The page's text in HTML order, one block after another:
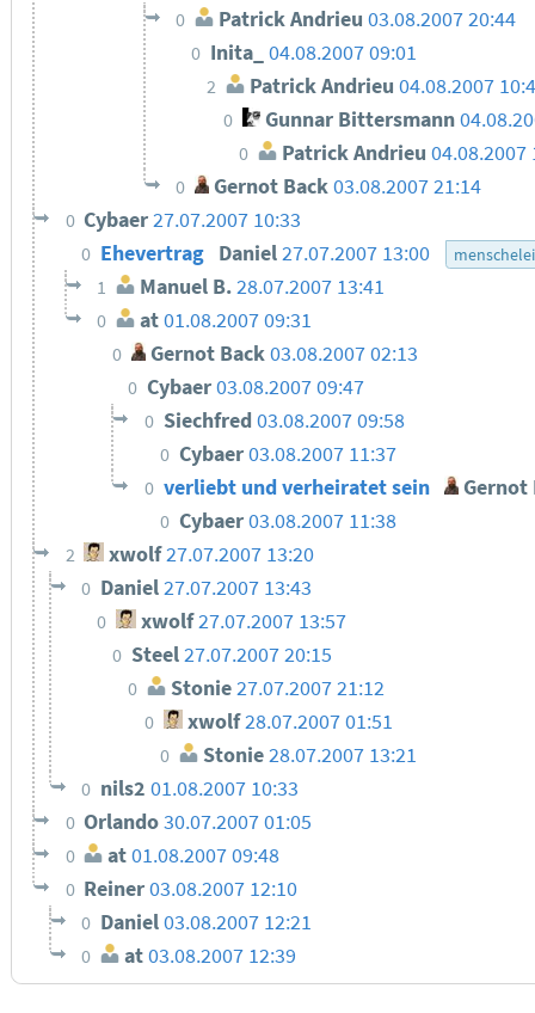
0 Patrick Andrieu 03.08.2007 20:44
0 Inita_04.08.2007 09:01
2 Patrick Andrieu 04.08.2007
0 Gunnar Bittersmann
0 Patrick Andrieu 04.08.2007
0 Gernot Back03.08.2007 21:14
0 Cybaer27.07.2007 10:33
0 Ehevertrag Daniel27.07.2007 13:00 menschelei
1 Manuel B.28.07.2007 13:41
0 at01.08.2007 09:31
0 Gernot Back03.08.2007 02:13
0 Cybaer03.08.2007 09:47
0 Siechfred 03.08.2007 09:58
0 Cybaer03.08.2007 11:37
0 verliebt und verheiratet sein Gernot
0 Cybaer03.08.2007 11:38
2 xwolf27.07.2007 13:20
0 Daniel27.07.2007 13:43
0 xwolf 27.07.2007 13:57
0 Steel27.07.2007 20:15
0 Stonie27.07.2007 21:12
0 xwolf28.07.2007 01:51
0 Stonie 28.07.2007 13:21
0 nils2 01.08.2007 10:33
0 Orlando30.07.2007 01:05
0 at01.08.2007 09:48
0 Reiner03.08.2007 12:10
0 Daniel03.08.2007 12:21
0 at 03.08.2007 12:39